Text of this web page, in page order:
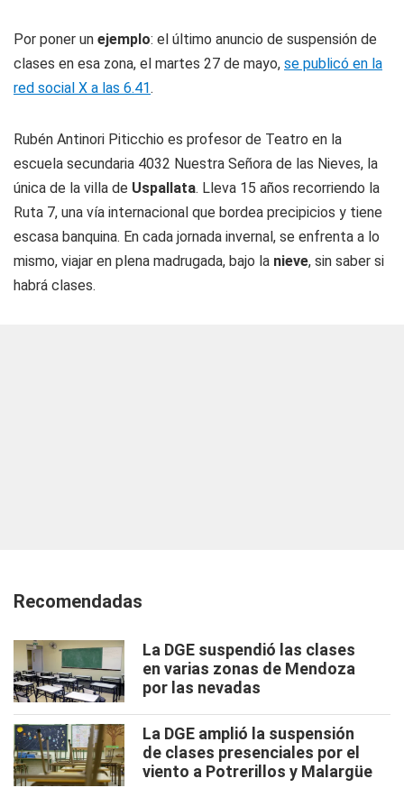
Por poner un ejemplo: el último anuncio de suspensión de
clases en esa zona, el martes 27 de mayo, se publicó en la
red social X a las 6.41.
Rubén Antinori Piticchio es profesor de Teatro en la
escuela secundaria 4032 Nuestra Señora de las Nieves, la
única de la villa de Uspallata. Lleva 15 años recorriendo la
Ruta 7, una vía internacional que bordea precipicios y tiene
escasa banquina. En cada jornada invernal, se enfrenta a lo
mismo, viajar en plena madrugada, bajo la nieve, sin saber si
habrá clases.
Recomendadas
La DGE suspendió las clases
en varias zonas de Mendoza
por las nevadas
La DGE amplió la suspensión
de clases presenciales por el
viento a Potrerillos y Malargüe